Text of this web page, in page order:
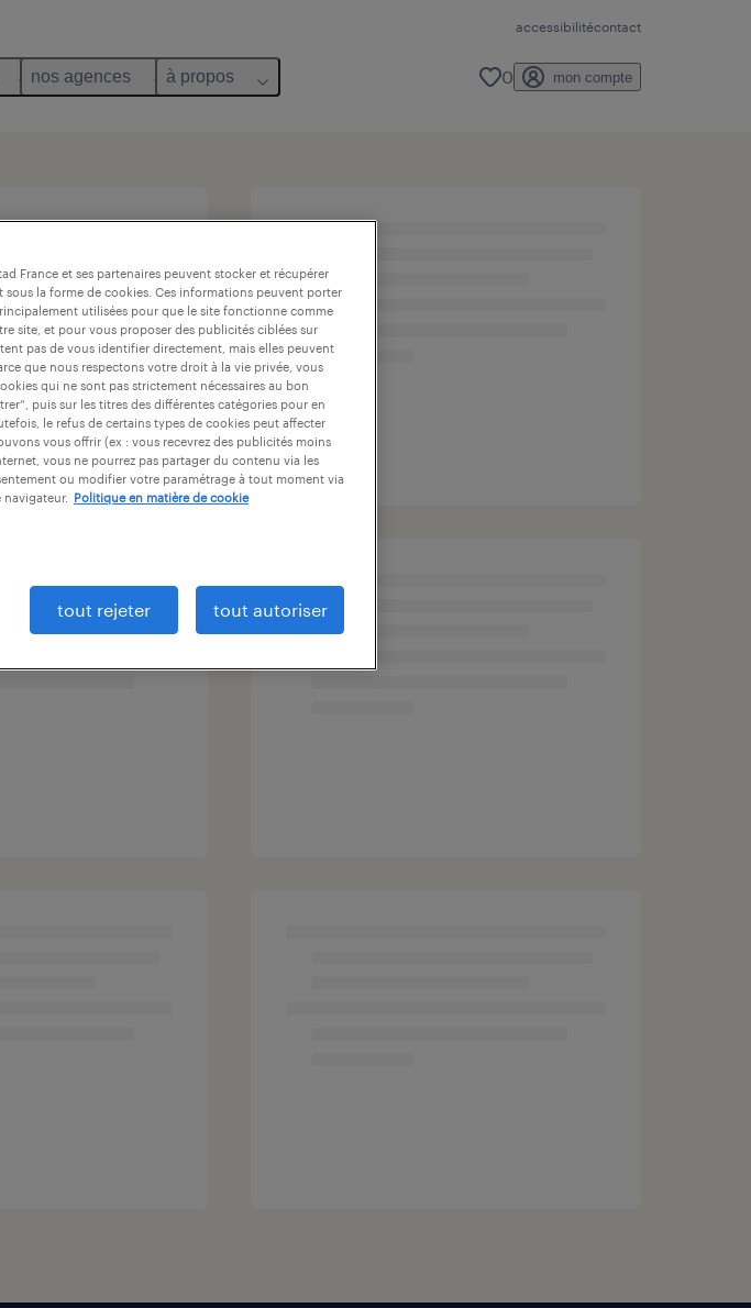
accessibilitécontact
nos agences à propos 0 mon compte
France et ses partenaires peuvent stocker et récupérer
la forme de cookies. Ces informations peuvent porter
utilisées pour que le site fonctionne comme
site, et pour vous proposer des publicités ciblées sur
pas de vous identifier directement, mais elles peuvent
que nous respectons votre droit à la vie privée, vous
qui ne sont pas strictement nécessaires au bon
puis sur les titres des différentes catégories pour en
le refus de certains types de cookies peut affecter
vous offrir (ex : vous recevrez des publicités moins
vous ne pourrez pas partager du contenu via les
ou modifier votre paramétrage à tout moment via
Politique en matière de cookie
tout rejeter tout autoriser